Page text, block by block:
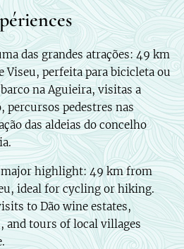
das grandes atrações: 49 km
Viseu, perfeita para bicicleta ou
na Aguieira, visitas a
percursos pedestres nas
das aldeias do concelho
major highlight: 49 km from
ideal for cycling or hiking.
to Dão wine estates,
tours of local villages